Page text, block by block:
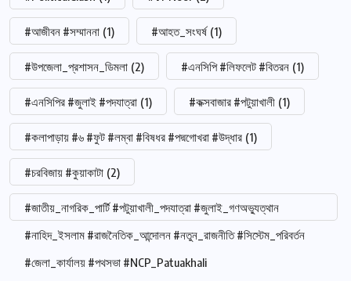
#আজীবন #সম্মাননা (1) #আহত_সংঘর্ষ (1)
#উপজেলা_প্রশাসন_ডিমলা (2) #এনসিপি #লিফলেট #বিতরন (1)
#এনসিপির #জুলাই #পদযাত্রা (1) #কক্সবাজার #পটুয়াখালী (1)
#কলাপাড়ায় #৬ #ফুট #লম্বা #বিষধর #পদ্মগোখরা #উদ্ধার (1)
#চরবিজায় #কুয়াকাটা (2)
#জাতীয়_নাগরিক_পার্টি #পটুয়াখালী_পদযাত্রা #জুলাই_গণঅভ্যুত্থান
#নাহিদ_ইসলাম #রাজনৈতিক_আন্দোলন #নতুন_রাজনীতি #সিস্টেম_পরিবর্তন
#জেলা_কার্যালয় #পথসভা #NCP_Patuakhali